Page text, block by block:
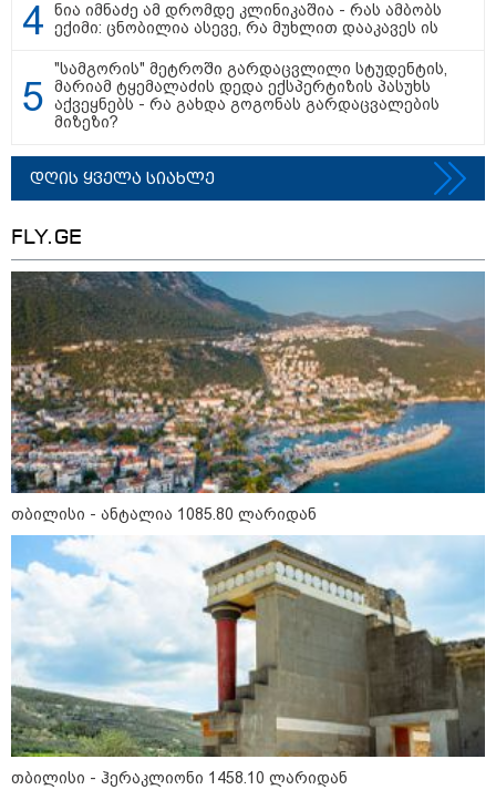
13:24 / 07-08-2026
"საქართველოსთვის თქვენზე ნაკლები
მებრძოლის დედა ვატირე!" - რას ამბობს
გიორგი ბარამიძე პროკურატურის
განცხადების შემდეგ
19:05 / 07-08-2026
გადავარჩინეთ - აი, 2012 წლის
"გამარჯვება" ვინც იზეიმეთ,
სწორედ ეგ იყო ქართული
ისტორიული კატასტროფა და
რაც რუსმა ჯარით ვერ აიღო,
შიდა ღალატით გაინაღდა" -
მიხეილ სააკაშვილი
14:20 / 07-08-2026
"ჩემი აზრით, ენამ გაუსწრო
აზრს და არ არის ეს კარგი,
თუმცა თუ რაიმეში არ მეპარება
ეჭვი, გიორგი ბარამიძის
პატრიოტიზმია" - ნიკა გვარამია
ნია იმნაძე ამ დრომდე კლინიკაშია - რას ამბობს
ექიმი: ცნობილია ასევე, რა მუხლით დააკავეს ის
"სამგორის" მეტროში გარდაცვლილი სტუდენტის,
მარიამ ტყემალაძის დედა ექსპერტიზის პასუხს
აქვეყნებს - რა გახდა გოგონას გარდაცვალების
მიზეზი?
დღის ყველა სიახლე
FLY.GE
თბილისი - ანტალია 1085.80 ლარიდან
თბილისი - ჰერაკლიონი 1458.10 ლარიდან